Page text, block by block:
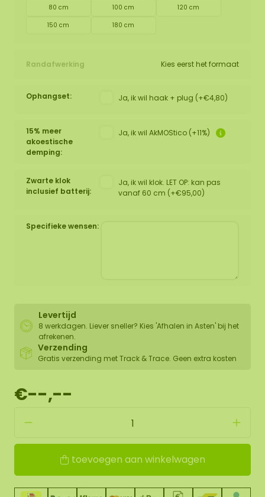
80 cm
100 cm
120 cm
150 cm
180 cm
Randafwerking Kies eerst het formaat
Ophangset: Ja, ik wil haak + plug (+€4,80)
15% meer
akoestische
demping:
Ja, ik wil AkMOStico (+11%)
Zwarte klok
inclusief batterij:
Ja, ik wil klok. LET OP: kan pas
vanaf 60 cm (+€95,00)
Specifieke wensen:
Levertijd
8 werkdagen. Liever sneller? Kies 'Afhalen in Asten' bij het
afrekenen.
Verzending
Gratis verzending met Track & Trace. Geen extra kosten
€--,--
toevoegen aan winkelwagen